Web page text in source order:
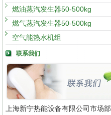
燃油蒸汽发生器50-500kg
燃气蒸汽发生器50-500kg
空气能热水机组
联系我们
上海新宁热能设备有限公司市场部